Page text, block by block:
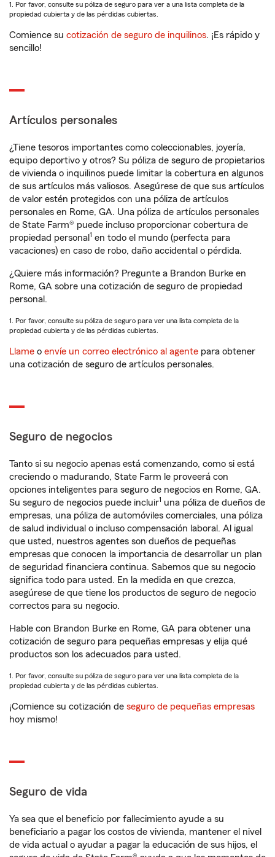
1. Por favor, consulte su póliza de seguro para ver a una lista completa de la
propiedad cubierta y de las pérdidas cubiertas.
Comience su cotización de seguro de inquilinos. ¡Es rápido y
sencillo!
Artículos personales
¿Tiene tesoros importantes como coleccionables, joyería,
equipo deportivo y otros? Su póliza de seguro de propietarios
de vivienda o inquilinos puede limitar la cobertura en algunos
de sus artículos más valiosos. Asegúrese de que sus artículos
de valor estén protegidos con una póliza de artículos
personales en Rome, GA. Una póliza de artículos personales
de State Farm® puede incluso proporcionar cobertura de
propiedad personal 1 en todo el mundo (perfecta para
vacaciones) en caso de robo, daño accidental o pérdida.
¿Quiere más información? Pregunte a Brandon Burke en
Rome, GA sobre una cotización de seguro de propiedad
personal.
1. Por favor, consulte su póliza de seguro para ver una lista completa de la
propiedad cubierta y de las pérdidas cubiertas.
Llame o envíe un correo electrónico al agente para obtener
una cotización de seguro de artículos personales.
Seguro de negocios
Tanto si su negocio apenas está comenzando, como si está
creciendo o madurando, State Farm le proveerá con
opciones inteligentes para seguro de negocios en Rome, GA.
Su seguro de negocios puede incluir1 una póliza de dueños de
empresas, una póliza de automóviles comerciales, una póliza
de salud individual o incluso compensación laboral. Al igual
que usted, nuestros agentes son dueños de pequeñas
empresas que conocen la importancia de desarrollar un plan
de seguridad financiera continua. Sabemos que su negocio
significa todo para usted. En la medida en que crezca,
asegúrese de que tiene los productos de seguro de negocio
correctos para su negocio.
Hable con Brandon Burke en Rome, GA para obtener una
cotización de seguro para pequeñas empresas y elija qué
productos son los adecuados para usted.
1. Por favor, consulte su póliza de seguro para ver una lista completa de la
propiedad cubierta y de las pérdidas cubiertas.
¡Comience su cotización de seguro de pequeñas empresas
hoy mismo!
Seguro de vida
Ya sea que el beneficio por fallecimiento ayude a su
beneficiario a pagar los costos de vivienda, mantener el nivel
de vida actual o ayudar a pagar la educación de sus hijos, el